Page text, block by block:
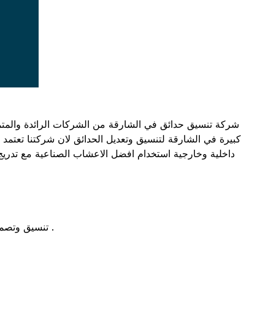
شركة تنسيق حدائق في الشارقة من الشركات الرائدة
كبيرة في الشارقة لتنسيق وتعديل الحدائق لان شركتنا
داخلية وخارجية استخدام افضل الاعشاب الصناعية مع
- تنسيق وتصميم اشكال مختلفة للحديقة تضم خدمات مختلفة ومعرفة ذوق وراي العميل وتنفيذ جميع الافكار المطلوبة علي يد مصمم ممتاز ومحترف .